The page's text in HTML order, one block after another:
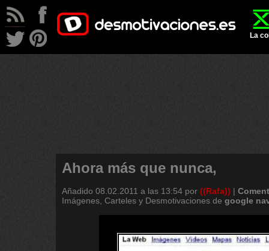
La
Ahora más que nunca,
Añadido 08.02.2011 a las 13:54 por ((Rafa)) |
Imágenes, Carteles y Desmotivaciones de google